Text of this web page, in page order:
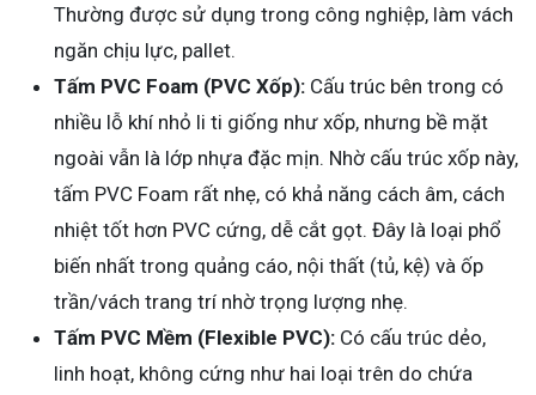
Thường được sử dụng trong công nghiệp, làm vách
ngăn chịu lực, pallet.
Tấm PVC Foam (PVC Xốp): Cấu trúc bên trong có
nhiều lỗ khí nhỏ li ti giống như xốp, nhưng bề mặt
ngoài vẫn là lớp nhựa đặc mịn. Nhờ cấu trúc xốp này,
tấm PVC Foam rất nhẹ, có khả năng cách âm, cách
nhiệt tốt hơn PVC cứng, dễ cắt gọt. Đây là loại phổ
biến nhất trong quảng cáo, nội thất (tủ, kệ) và ốp
trần/vách trang trí nhờ trọng lượng nhẹ.
Tấm PVC Mềm (Flexible PVC): Có cấu trúc dẻo,
linh hoạt, không cứng như hai loại trên do chứa